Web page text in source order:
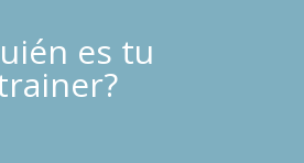
es tu